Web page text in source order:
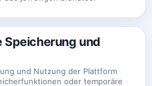
Speicherung und
und Nutzung der Plattform
oder temporäre